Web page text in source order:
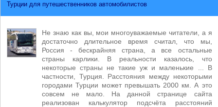
Турции для путешественников автомобилистов
Не знаю как вы, мои многоуважаемые читатели, а я
достаточно длительное время считал, что мы,
Россия - бескрайняя страна, а все остальные
страны карлики. В реальности казалось, что
некоторые страны не такие уж и маленькие ... В
частности, Турция. Расстояния между некоторыми
городами Турции может превышать 2000 км. А это
совсем не мало. На данной странице сайта
реализован калькулятор подсчёта расстояний